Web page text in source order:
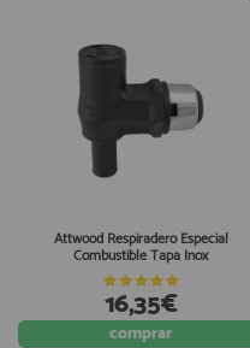
Attwood Respiradero Especial
Combustible Tapa Inox
16,35€
comprar